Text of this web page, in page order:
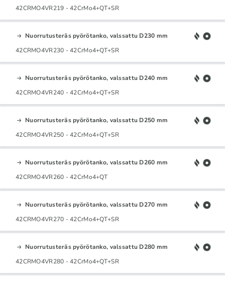
42CRMO4VR219 - 42CrMo4+QT+SR
Nuorrutusteräs pyörötanko, valssattu D230 mm
42CRMO4VR230 - 42CrMo4+QT+SR
Nuorrutusteräs pyörötanko, valssattu D240 mm
42CRMO4VR240 - 42CrMo4+QT+SR
Nuorrutusteräs pyörötanko, valssattu D250 mm
42CRMO4VR250 - 42CrMo4+QT+SR
Nuorrutusteräs pyörötanko, valssattu D260 mm
42CRMO4VR260 - 42CrMo4+QT
Nuorrutusteräs pyörötanko, valssattu D270 mm
42CRMO4VR270 - 42CrMo4+QT+SR
Nuorrutusteräs pyörötanko, valssattu D280 mm
42CRMO4VR280 - 42CrMo4+QT+SR